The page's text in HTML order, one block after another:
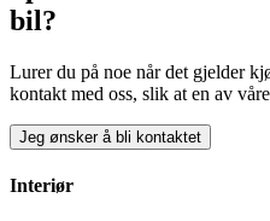
bil?
Lurer du på noe når det gjelder
kontakt med oss, slik at en av
Jeg ønsker å bli kontaktet
Interiør